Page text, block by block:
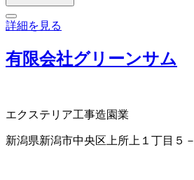
詳細を見る
有限会社グリーンサム
エクステリア工事造園業
新潟県新潟市中央区上所上１丁目５